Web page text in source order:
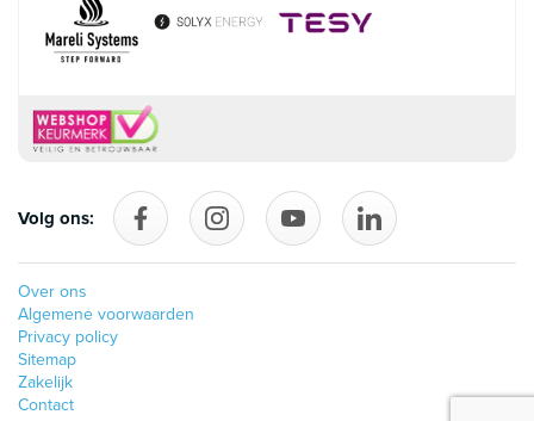
Volg ons: Volg ons op Facebook
follow_us_on_instagram
Volg ons op YouTube
Over ons
Algemene voorwaarden
Privacy policy
Sitemap
Zakelijk
Contact